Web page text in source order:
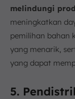
melindungi
meningkatkan
pemilihan bahan
yang menarik,
yang dapat
5.